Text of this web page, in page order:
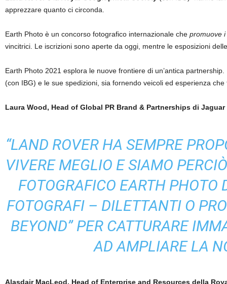
apprezzare quanto ci circonda.
Earth Photo è un concorso fotografico internazionale che promuove
vincitrici. Le iscrizioni sono aperte da oggi, mentre le esposizioni
Earth Photo 2021 esplora le nuove frontiere di un’antica
(con IBG) e le sue spedizioni, sia fornendo veicoli ed esperienza
Laura Wood, Head of Global PR Brand & Partnerships di
“LAND ROVER HA SEMPRE
VIVERE MEGLIO E SIAMO
FOTOGRAFICO EARTH PHOTO
FOTOGRAFI – DILETTANTI O
BEYOND” PER CATTURARE
AD AMPLIARE LA
Alasdair MacLeod, Head of Enterprise and Resources della